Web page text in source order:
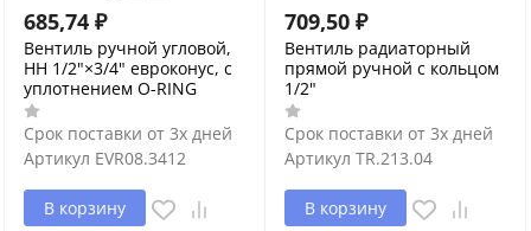
685,74 ₽
Вентиль ручной угловой,
НН 1/2"×3/4" евроконус, с
уплотнением O-RING
Срок поставки от 3х дней
Артикул EVR08.3412
В корзину
709,50 ₽
Вентиль радиаторный
прямой ручной с кольцом
1/2"
Срок поставки от 3х дней
Артикул TR.213.04
В корзину